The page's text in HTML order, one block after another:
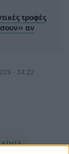
τροφές
αν
- 14:22